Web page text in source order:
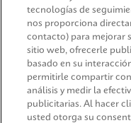
ENLACES RÁPIDOS
tecnologías de
nos proporciona
contacto) para mejorar
sitio web, ofrecerle
basado en su
permitirle compartir
análisis y medir la
publicitarias. Al hacer
usted otorga su